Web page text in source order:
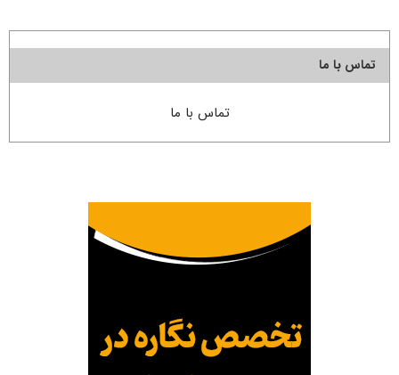
تماس با ما
تماس با ما